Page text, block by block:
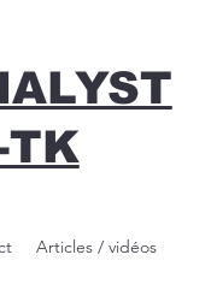
Articles / vidéos